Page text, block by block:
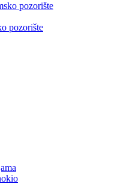
pozorište
pozorište